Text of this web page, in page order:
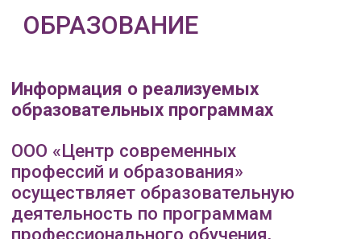
8 (927) 299 80
образовательных программах
осуществляет образовательную
деятельность по программам
профессионального обучения,
дополнительного
дополнительного образования детей
и взрослых.
Программы профессиональной
переподготовки:
форма обучения
очно-заочная,